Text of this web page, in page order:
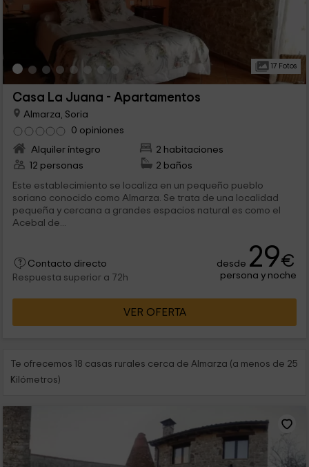
17 Fotos
Casa La Juana - Apartamentos
Almarza, Soria
0 opiniones
Alquiler íntegro
2 habitaciones
12 personas
2 baños
Este establecimiento se localiza en un pequeño pueblo
soriano conocido como Almarza. Se trata de una localidad
pequeña y cercana a grandes espacios natural es como el
Acebal de...
Contacto directo
Respuesta superior a 72h
desde 29€
persona y noche
VER OFERTA
Te ofrecemos 18 casas rurales cerca de Almarza (a menos de 25
Kilómetros)